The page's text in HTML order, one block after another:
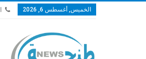
الخميس, أغسطس 6, 2026